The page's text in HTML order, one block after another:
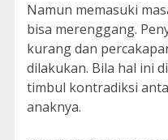
Namun memasuki
bisa merenggang.
kurang dan
dilakukan. Bila hal ini
timbul kontradiksi
anaknya.